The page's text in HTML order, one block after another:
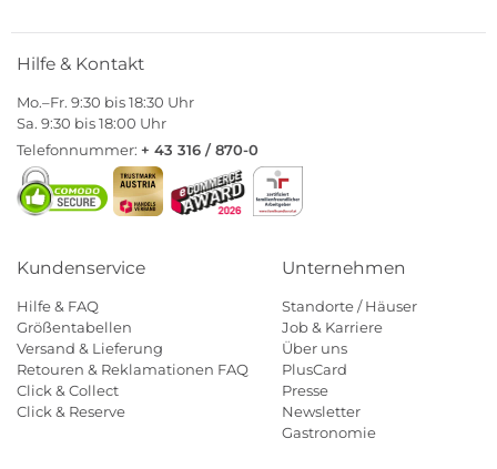
Hilfe & Kontakt
Mo.–Fr. 9:30 bis 18:30 Uhr
Sa. 9:30 bis 18:00 Uhr
Telefonnummer: + 43 316 / 870-0
Kundenservice
Hilfe & FAQ
Größentabellen
Versand & Lieferung
Retouren & Reklamationen FAQ
Click & Collect
Click & Reserve
Unternehmen
Standorte / Häuser
Job & Karriere
Über uns
PlusCard
Presse
Newsletter
Gastronomie